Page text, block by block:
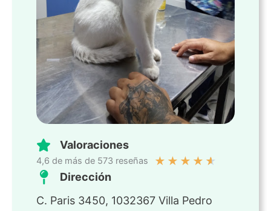
Valoraciones
4,6 de más de 573 reseñas ★ ★ ★ ★ ★
Dirección
C. Paris 3450, 1032367 Villa Pedro